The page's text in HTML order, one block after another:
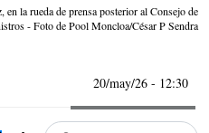
la rueda de prensa posterior al Consejo de
- Foto de Pool Moncloa/César P Sendra
20/may/26 - 12:30